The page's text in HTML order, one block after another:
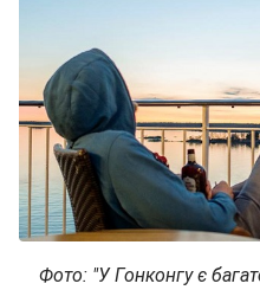
Фото: "У Гонконгу є